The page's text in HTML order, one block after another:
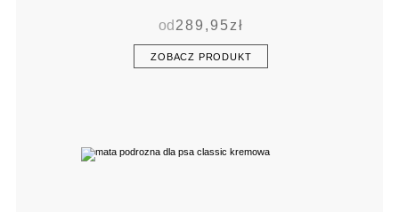
od 289,95zł
ZOBACZ PRODUKT